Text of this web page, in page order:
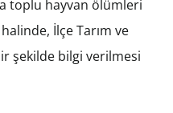
toplu hayvan ölümleri
İlçe Tarım ve
şekilde bilgi verilmesi